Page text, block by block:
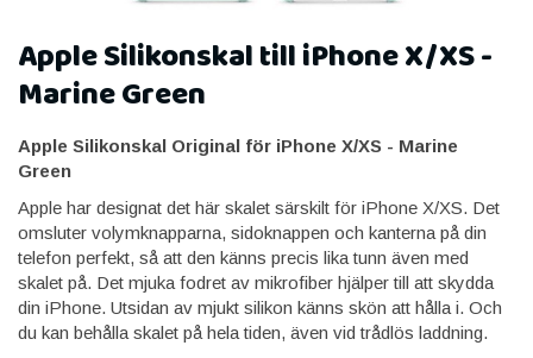
Apple Silikonskal till iPhone X/XS -
Marine Green
Apple Silikonskal Original för iPhone X/XS​ - Marine
Green
Apple har designat det här skalet särskilt för iPhone X/XS. Det
omsluter volymknapparna, sidoknappen och kanterna på din
telefon perfekt, så att den känns precis lika tunn även med
skalet på. Det mjuka fodret av mikrofiber hjälper till att skydda
din iPhone. Utsidan av mjukt silikon känns skön att hålla i. Och
du kan behålla skalet på hela tiden, även vid trådlös laddning.